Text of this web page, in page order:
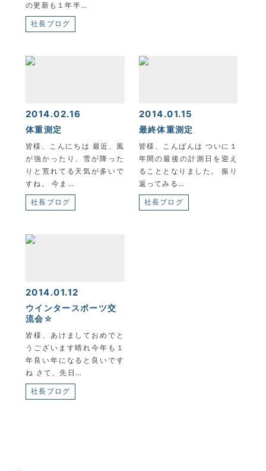
の更新も１年半…
社長ブログ
2014.02.16
体重測定
皆様、こんにちは 最近、風
が強かったり、雪が降った
りと荒れてる天気が多いで
すね。 今ま…
社長ブログ
2014.01.15
最終体重測定
皆様、こんばんは ついに１
年間の最後の計測日を迎え
ることとなりました。 振り
返ってみる…
社長ブログ
2014.01.12
ウインタースポーツ交
流会☆
皆様、あけましておめでと
うございます晴れ今年も１
年良い年になると良いです
ね さて、先日…
社長ブログ